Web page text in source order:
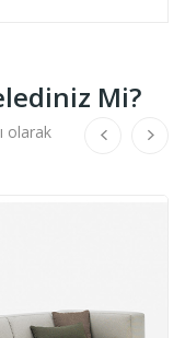
Mi?
olarak